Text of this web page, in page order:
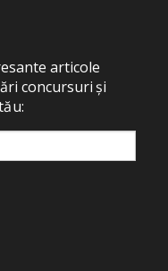
articole
concursuri și